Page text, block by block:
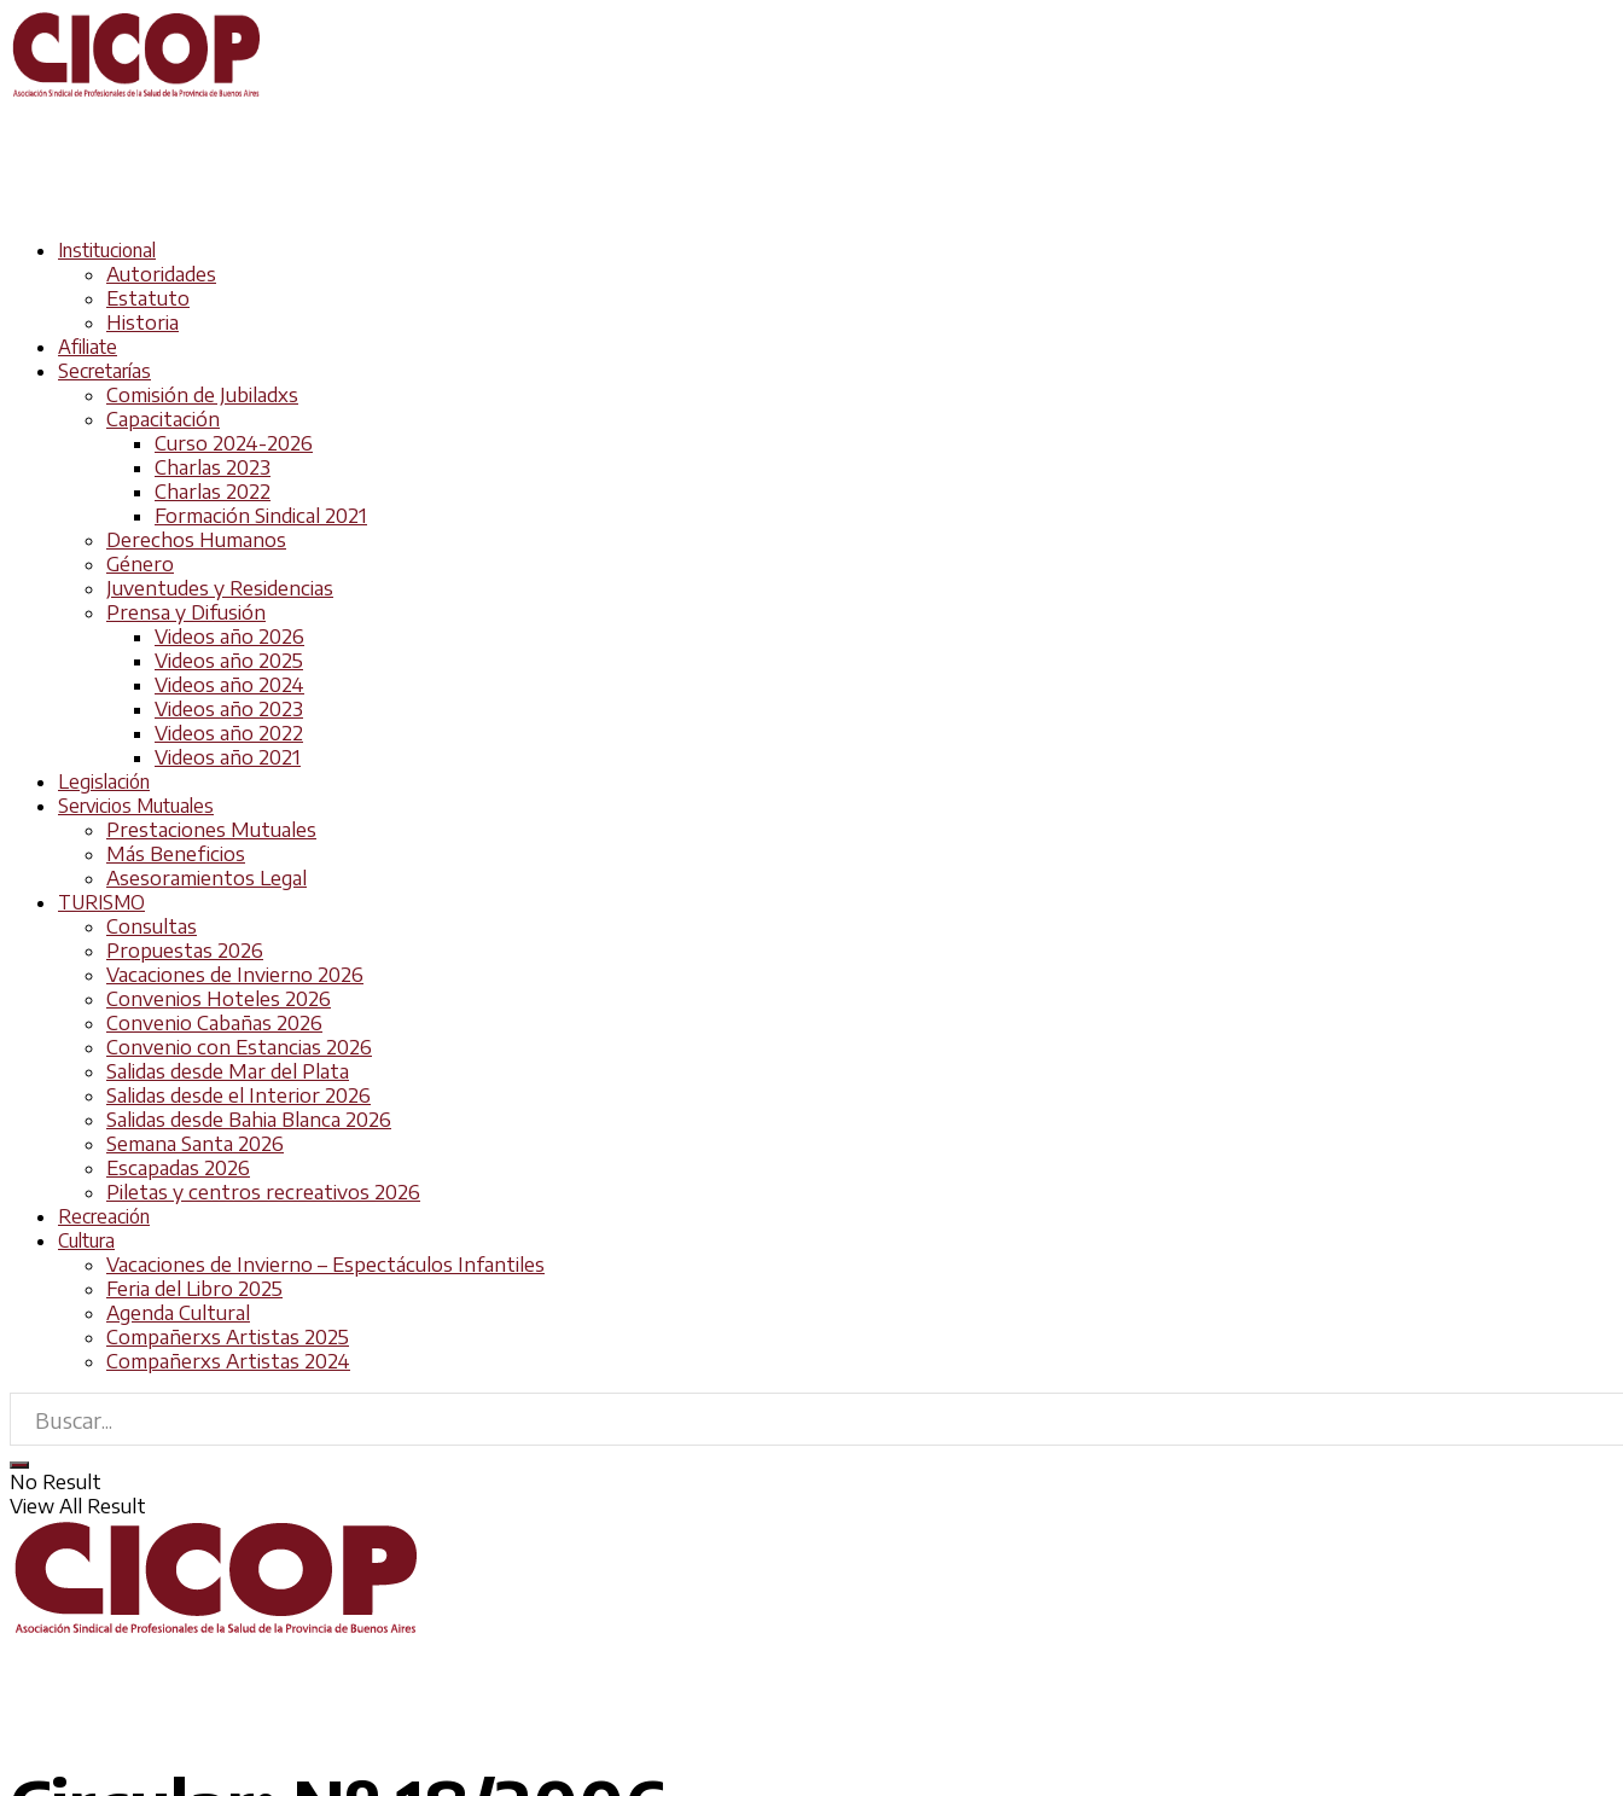
Institucional
Autoridades
Estatuto
Historia
Afiliate
Secretarías
Comisión de Jubiladxs
Capacitación
Curso 2024-2026
Charlas 2023
Charlas 2022
Formación Sindical 2021
Derechos Humanos
Género
Juventudes y Residencias
Prensa y Difusión
Videos año 2026
Videos año 2025
Videos año 2024
Videos año 2023
Videos año 2022
Videos año 2021
Legislación
Servicios Mutuales
Prestaciones Mutuales
Más Beneficios
Asesoramientos Legal
TURISMO
Consultas
Propuestas 2026
Vacaciones de Invierno 2026
Convenios Hoteles 2026
Convenio Cabañas 2026
Convenio con Estancias 2026
Salidas desde Mar del Plata
Salidas desde el Interior 2026
Salidas desde Bahia Blanca 2026
Semana Santa 2026
Escapadas 2026
Piletas y centros recreativos 2026
Recreación
Cultura
Vacaciones de Invierno – Espectáculos Infantiles
Feria del Libro 2025
Agenda Cultural
Compañerxs Artistas 2025
Compañerxs Artistas 2024
No Result
View All Result